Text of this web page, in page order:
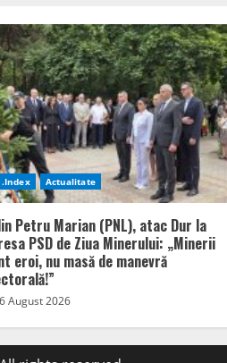
.Index Actualitate
Petru Marian (PNL), atac Dur la
PSD de Ziua Minerului: „Minerii
eroi, nu masă de manevră
6 August 2026